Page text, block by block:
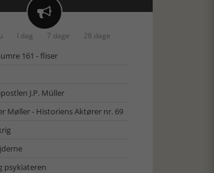

I dag 7 dage 28 dage
161 - fliser
J.P. Müller
Møller - Historiens Aktører nr. 69
psykiateren